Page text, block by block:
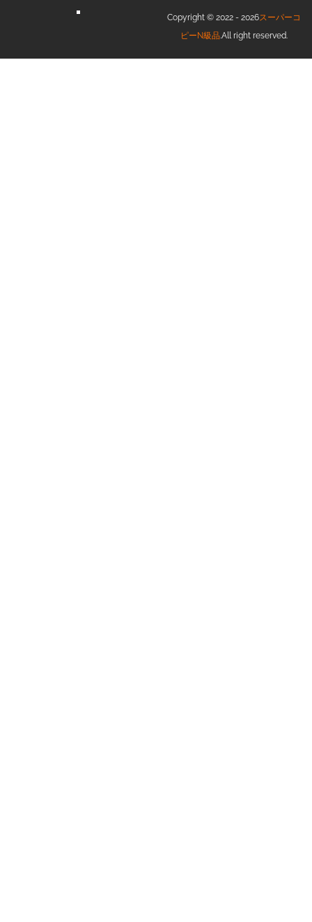
Copyright © 2022 - 2026スーパーコ
ピーN級品.All right reserved.